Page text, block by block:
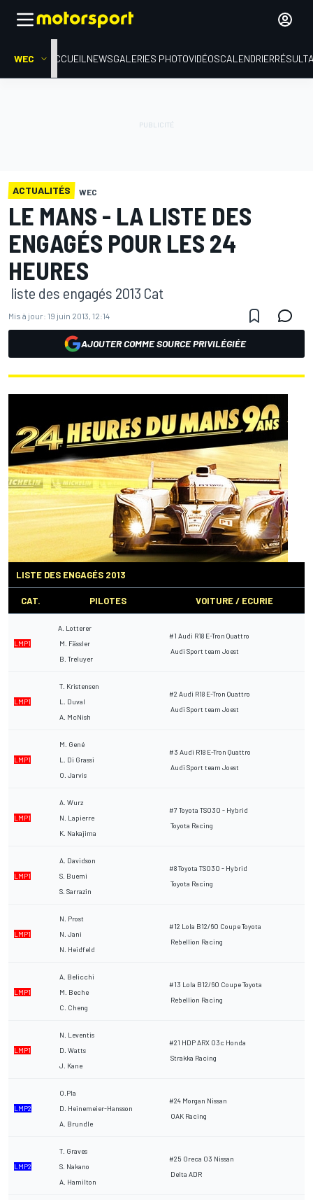
WEC ACCUEIL NEWSGALERIES PHOTOVIDÉOSCALENDRIER
ACTUALITÉS WEC
LE MANS - LA LISTE DES
ENGAGÉS POUR LES 24
HEURES
liste des engagés 2013 Cat
Mis à jour: 19 juin 2013, 12:14
AJOUTER COMME SOURCE PRIVILÉGIÉE
LISTE DES ENGAGÉS 2013
CAT. PILOTES VOITURE / ECURIE
LMP1
A. Lotterer
M. Fässler
B. Treluyer
#1 Audi R18 E-Tron Quattro
Audi Sport team Joest
LMP1
T. Kristensen
L. Duval
A. McNish
#2 Audi R18 E-Tron Quattro
Audi Sport team Joest
LMP1
M. Gené
L. Di Grassi
O. Jarvis
#3 Audi R18 E-Tron Quattro
Audi Sport team Joest
LMP1
A. Wurz
N. Lapierre
K. Nakajima
#7 Toyota TS030 - Hybrid
Toyota Racing
LMP1
A. Davidson
S. Buemi
S. Sarrazin
#8 Toyota TS030 - Hybrid
Toyota Racing
LMP1
N. Prost
N. Jani
N. Heidfeld
#12 Lola B12/60 Coupe Toyota
Rebellion Racing
LMP1
A. Belicchi
M. Beche
C. Cheng
#13 Lola B12/60 Coupe Toyota
Rebellion Racing
LMP1
N. Leventis
D. Watts
J. Kane
#21 HDP ARX 03c Honda
Strakka Racing
LMP2
O.Pla
D. Heinemeier-Hansson
A. Brundle
#24 Morgan Nissan
OAK Racing
LMP2
T. Graves
S. Nakano
A. Hamilton
#25 Oreca 03 Nissan
Delta ADR